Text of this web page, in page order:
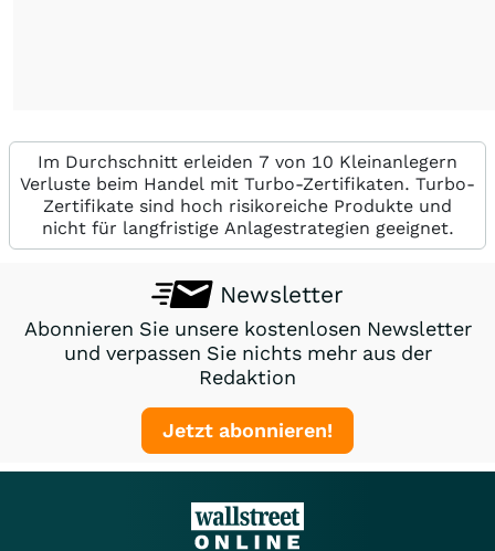
Im Durchschnitt erleiden 7 von 10 Kleinanlegern
Verluste beim Handel mit Turbo-Zertifikaten. Turbo-
Zertifikate sind hoch risikoreiche Produkte und
nicht für langfristige Anlagestrategien geeignet.
Newsletter
Abonnieren Sie unsere kostenlosen Newsletter
und verpassen Sie nichts mehr aus der
Redaktion
Jetzt abonnieren!